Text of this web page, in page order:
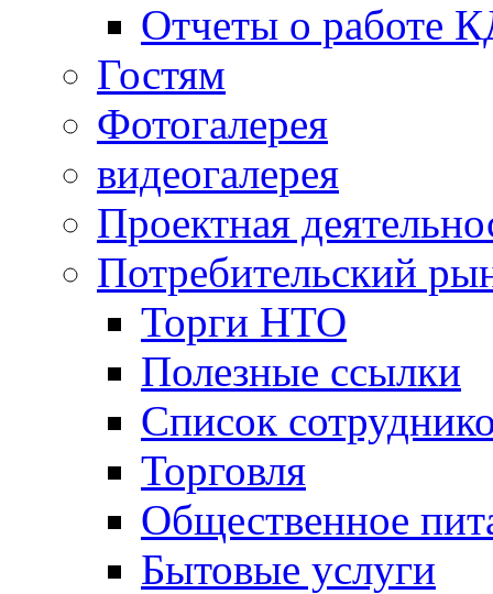
Отчеты о работе
Гостям
Фотогалерея
видеогалерея
Проектная
Потребительский
Торги НТО
Полезные ссылки
Список
Торговля
Общественное
Бытовые услуги